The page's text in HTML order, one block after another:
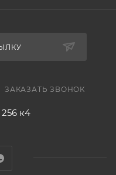
ЗАКАЗАТЬ ЗВОНОК
к4